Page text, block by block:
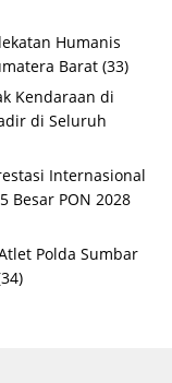
Humanis
Barat (33)
Kendaraan di
di Seluruh
Internasional
Besar PON 2028
Polda Sumbar